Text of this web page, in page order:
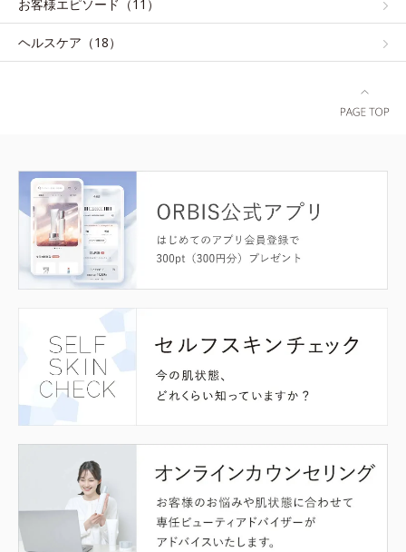
お客様エピソード（11）
ヘルスケア（18）